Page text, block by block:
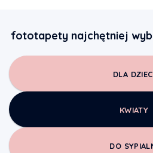
fototapety najchętniej
DLA
KWIATY
DO